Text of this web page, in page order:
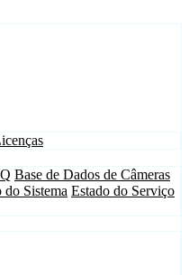
Base de Dados de Câmeras
do Sistema Estado do Serviço